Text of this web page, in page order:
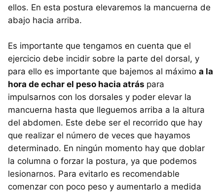
ellos. En esta postura elevaremos la mancuerna de
abajo hacia arriba.
Es importante que tengamos en cuenta que el
ejercicio debe incidir sobre la parte del dorsal, y
para ello es importante que bajemos al máximo a la
hora de echar el peso hacia atrás para
impulsarnos con los dorsales y poder elevar la
mancuerna hasta que lleguemos arriba a la altura
del abdomen. Este debe ser el recorrido que hay
que realizar el número de veces que hayamos
determinado. En ningún momento hay que doblar
la columna o forzar la postura, ya que podemos
lesionarnos. Para evitarlo es recomendable
comenzar con poco peso y aumentarlo a medida